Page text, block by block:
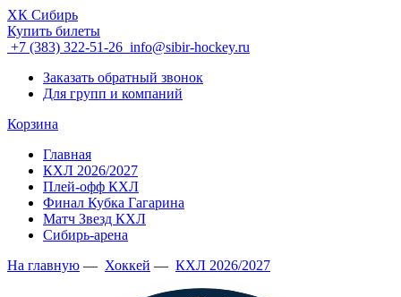
ХК Сибирь
Купить билеты
+7 (383) 322-51-26 info@sibir-hockey.ru
Заказать обратный звонок
Для групп и компаний
Корзина
Главная
КХЛ 2026/2027
Плей-офф КХЛ
Финал Кубка Гагарина
Матч Звезд КХЛ
Сибирь-арена
На главную — Хоккей — КХЛ 2026/2027